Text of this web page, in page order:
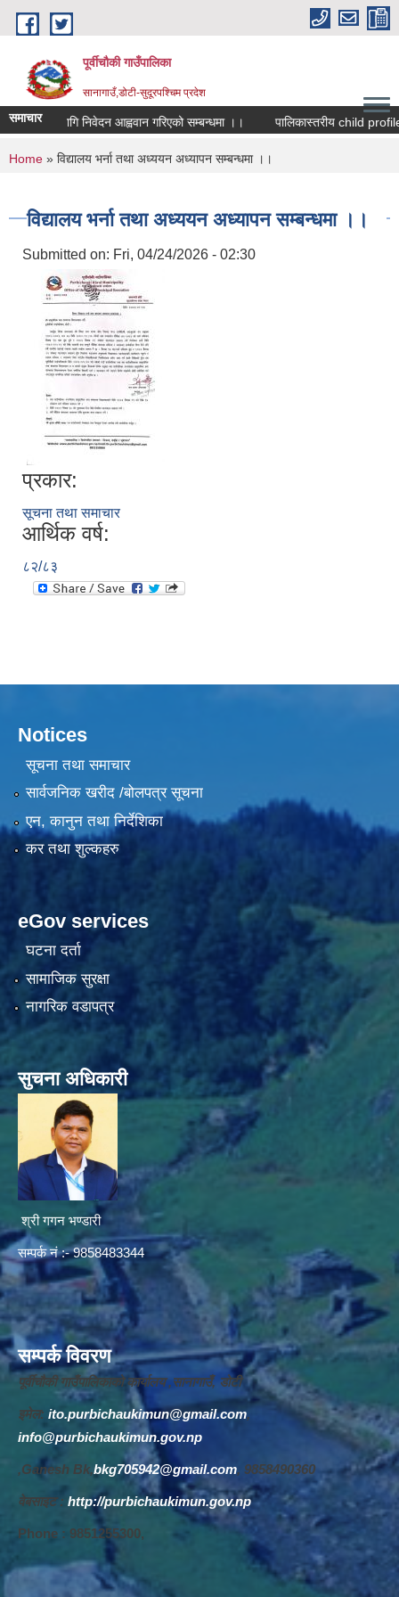
Skip to main content
पूर्वीचौकी गाउँपालिका
सानागाउँ,डोटी-सुदूरपश्चिम प्रदेश
समाचारलागि निवेदन आह्ववान गरिएको सम्बन्धमा ।।
You are here
Home » विद्यालय भर्ना तथा अध्ययन अध्यापन सम्बन्धमा ।।
विद्यालय भर्ना तथा अध्ययन अध्यापन सम्बन्धमा ।।
Submitted on: Fri, 04/24/2026 - 02:30
प्रकार:
सूचना तथा समाचार
आर्थिक वर्ष:
८२/८३
Notices
सूचना तथा समाचार
सार्वजनिक खरीद /बोलपत्र सूचना
एन, कानुन तथा निर्देशिका
कर तथा शुल्कहरु
eGov services
घटना दर्ता
सामाजिक सुरक्षा
नागरिक वडापत्र
सुचना अधिकारी
श्री गगन भण्डारी
सम्पर्क नं :- 9858483344
सम्पर्क विवरण
पूर्वीचौकी गाउँपालिकाको कार्यालय ,सानागाउँ, डोटी
इमेल: ito.purbichaukimun@gmail.com,
info@purbichaukimun.gov.np
,Ganesh Bk,bkg705942@gmail.com, 9858490360
वेबसाइट : http://purbichaukimun.gov.np
Phone : 9851255300,